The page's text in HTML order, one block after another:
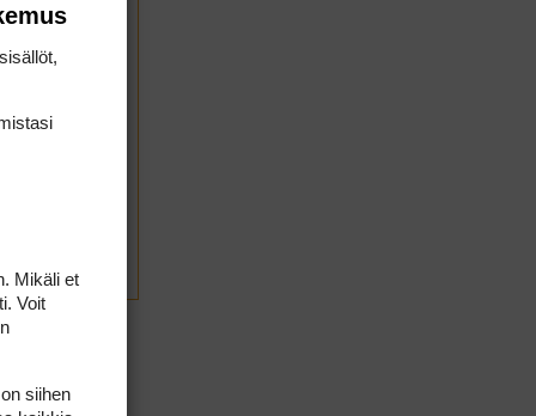
LÄHETÄ
Mikäli et
Voit
siihen